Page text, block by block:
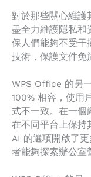
對於那些關心維護
盡全力維護隱私和
保人們能夠不受干
技術，保護文件免
WPS Office 的另
100% 相容，使用
式不一致。在一個
在不同平台上保持
AI 的選項開啟了
者能夠探索辦公室